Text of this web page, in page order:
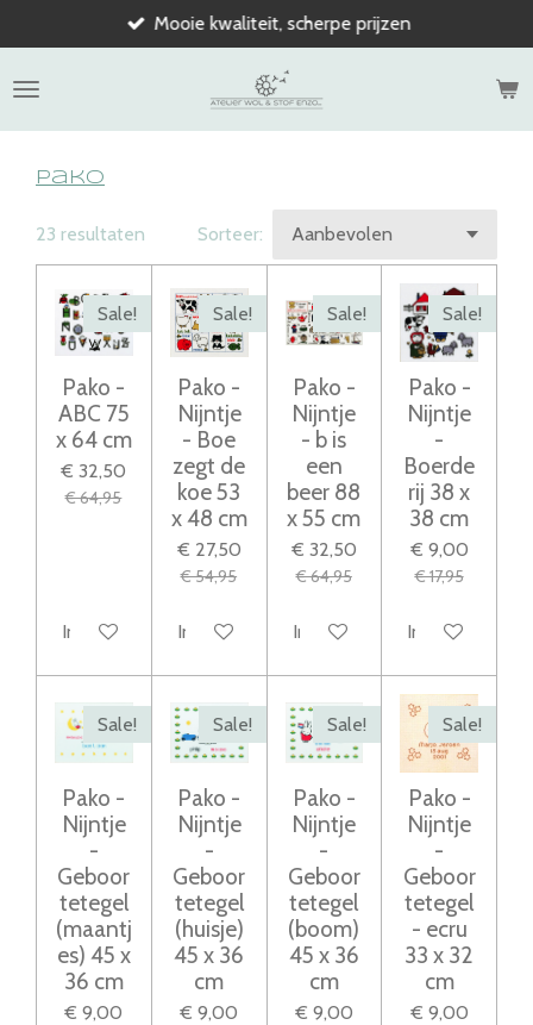
direct
naar
Mooie kwaliteit, scherpe prijzen
Pako
23 resultaten Sorteer:
Sale!
Pako -
ABC 75
x 64 cm
€ 32,50
€ 64,95
In winkelwagen
Sale!
Pako -
Nijntje
- Boe
zegt de
koe 53
x 48 cm
€ 27,50
€ 54,95
In winkelwagen
Sale!
Pako -
Nijntje
- b is
een
beer 88
x 55 cm
€ 32,50
€ 64,95
In winkelwagen
Sale!
Pako -
Nijntje
-
Boerde
rij 38 x
38 cm
€ 9,00
€ 17,95
In
Sale!
Pako -
Nijntje
-
Geboor
tetegel
(maantj
es) 45 x
36 cm
€ 9,00
Sale!
Pako -
Nijntje
-
Geboor
tetegel
(huisje)
45 x 36
cm
€ 9,00
Sale!
Pako -
Nijntje
-
Geboor
tetegel
(boom)
45 x 36
cm
€ 9,00
Sale!
Pako -
Nijntje
-
Geboor
tetegel
- ecru
33 x 32
cm
€ 9,00